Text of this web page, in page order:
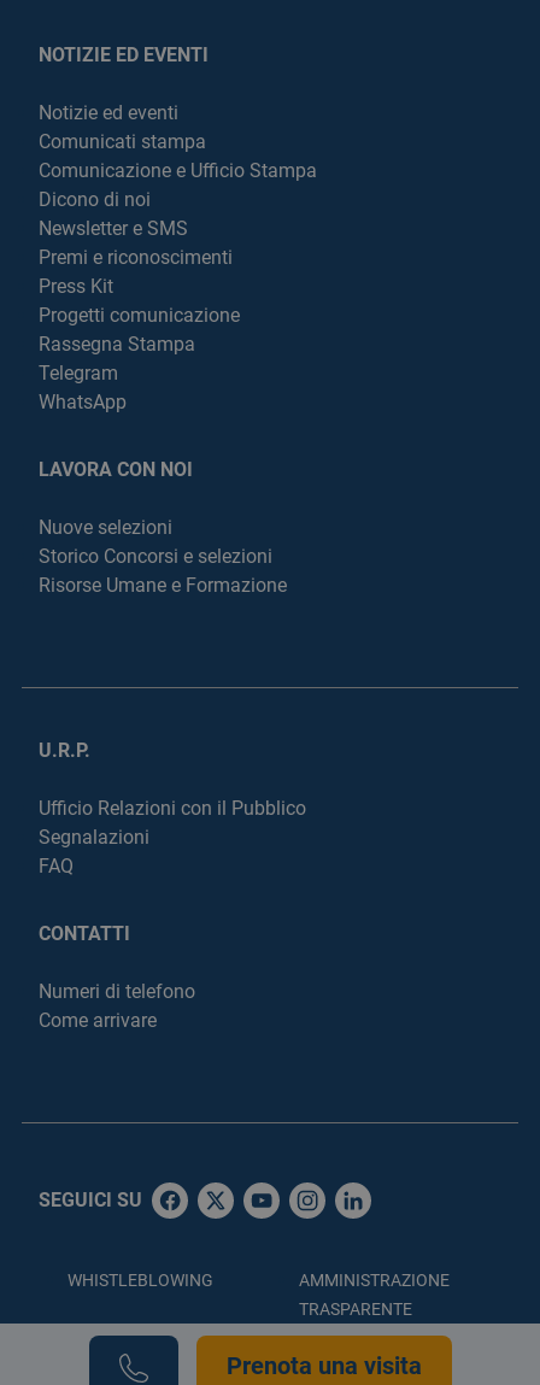
NOTIZIE ED EVENTI
Notizie ed eventi
Comunicati stampa
Comunicazione e Ufficio Stampa
Dicono di noi
Newsletter e SMS
Premi e riconoscimenti
Press Kit
Progetti comunicazione
Rassegna Stampa
Telegram
WhatsApp
LAVORA CON NOI
Nuove selezioni
Storico Concorsi e selezioni
Risorse Umane e Formazione
U.R.P.
Ufficio Relazioni con il Pubblico
Segnalazioni
FAQ
CONTATTI
Numeri di telefono
Come arrivare
SEGUICI SU
WHISTLEBLOWING
AMMINISTRAZIONE
TRASPARENTE
ACCESSIBILITÀ
Prenota una visita